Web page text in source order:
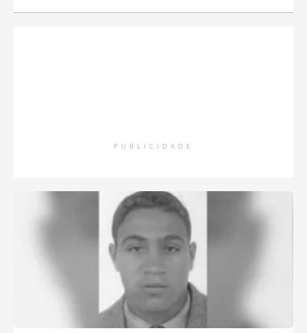
PUBLICIDADE